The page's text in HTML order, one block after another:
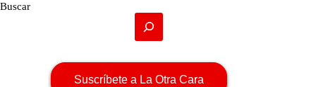
Buscar
Suscríbete a La Otra Cara